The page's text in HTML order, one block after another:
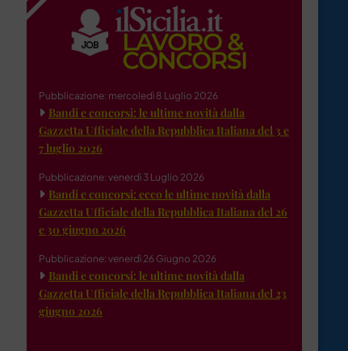
Pubblicazione: mercoledì 8 Luglio 2026
Bandi e concorsi: le ultime novità dalla
Gazzetta Ufficiale della Repubblica Italiana del 3 e
7 luglio 2026
Pubblicazione: venerdì 3 Luglio 2026
Bandi e concorsi: ecco le ultime novità dalla
Gazzetta Ufficiale della Repubblica Italiana del 26
e 30 giugno 2026
Pubblicazione: venerdì 26 Giugno 2026
Bandi e concorsi: le ultime novità dalla
Gazzetta Ufficiale della Repubblica Italiana del 23
giugno 2026